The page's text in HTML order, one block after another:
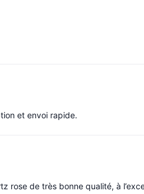
et envoi rapide.
rose de très bonne qualité, à